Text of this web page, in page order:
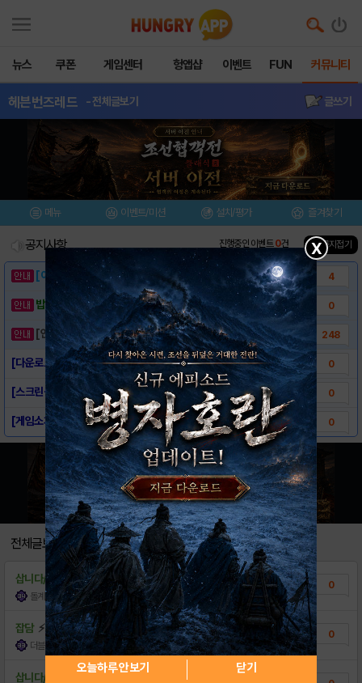
뉴스 쿠폰 게임센터 헝앱샵 이벤트 FUN 커뮤니티
헤븐번즈레드 - 전체글보기 글쓰기
메뉴 이벤트/미션 설치/평가 즐겨찾기
공지사항 진행중인 이벤트0건 ▲ 공지접기
[이벤트] 웃음으로 매일매일 해피! 유머 게시.. 4
밥알이의 헝앱통신 ⑲ “밥알이, 드디어 멀티를.. 0
[안내] 헝그리앱 필수 상식! 밥알 획득 안내.. 248
[다운로드링크] - 헤븐 번즈 레드 0
[스크린샷] - 헤븐 번즈 레드 0
[게임소개] - 헤븐 번즈 레드 0
전체글보기
삽니다/팝니다 헤번레 돌계 리세계 최저가 팝니다
돌계인 조회수:27 | 12:26
0
잡담 ⚡⚡⚡최저가 미연동/구글/게스트 판매⚡⚡⚡
더블유드레스룸퍼퓸핸드크림 조회수:31 | 26.08.03
0
삽니다/팝니다 SSR 180, 레조 36 모든 스타일 총투력..
X
오늘하루 안보기 닫기